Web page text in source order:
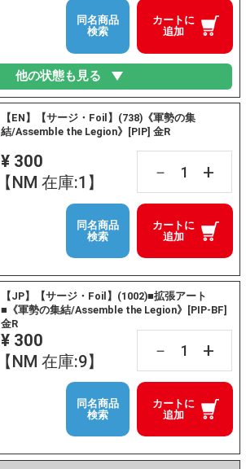
カートに
追加
同名商品
検索
他の状態も見る
【EN】【サージ・Foil】(738)《軍勢の集
結/Assemble the Legion》[PIP] 金R
¥ 300
【NM 在庫:1】
－ +
カートに
追加
同名商品
検索
【JP】【サージ・Foil】(1002)■拡張アート
■《軍勢の集結/Assemble the Legion》[PIP-BF]
金R
¥ 300
【NM 在庫:9】
－ +
カートに
追加
同名商品
検索